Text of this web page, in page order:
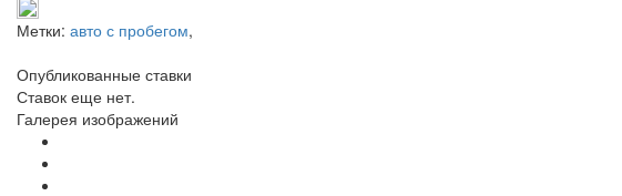
Метки: авто с пробегом,
Опубликованные ставки
Ставок еще нет.
Галерея изображений